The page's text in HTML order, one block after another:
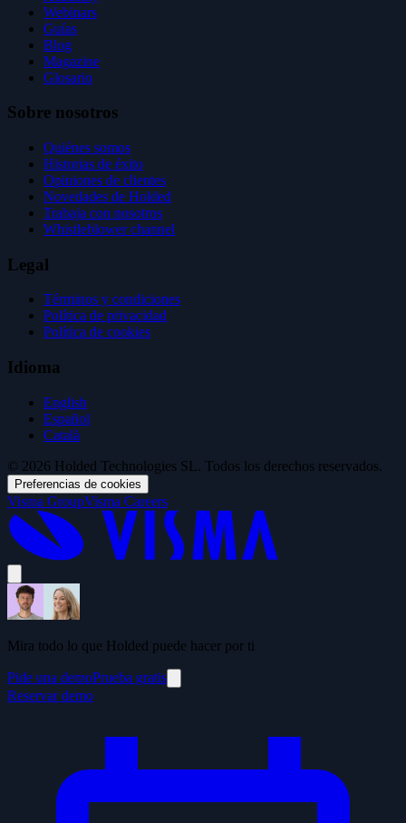
Webinars
Guías
Blog
Magazine
Glosario
Sobre nosotros
Quiénes somos
Historias de éxito
Opiniones de clientes
Novedades de Holded
Trabaja con nosotros
Whistleblower channel
Legal
Términos y condiciones
Política de privacidad
Política de cookies
Idioma
English
Español
Català
© 2026 Holded Technologies SL. Todos los derechos reservados.
Preferencias de cookies
Visma GroupVisma Careers
Mira todo lo que Holded puede hacer por ti
Pide una demoPrueba gratis
Reservar demo